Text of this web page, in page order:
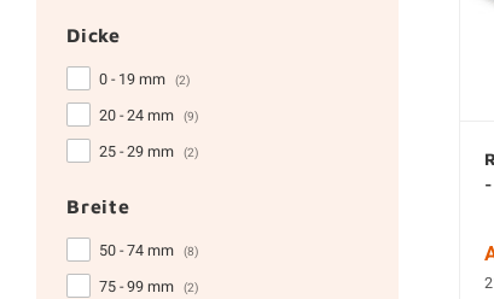
Dicke
0 - 19 mm (2)
20 - 24 mm (9)
25 - 29 mm (2)
Breite
50 - 74 mm (8)
75 - 99 mm (2)